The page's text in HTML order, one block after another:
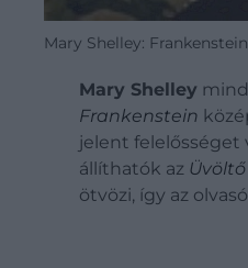
Mary Shelley: Frankenstein
Mary Shelley
Frankenstein
jelent felelősséget
állíthatók az
ötvözi, így az